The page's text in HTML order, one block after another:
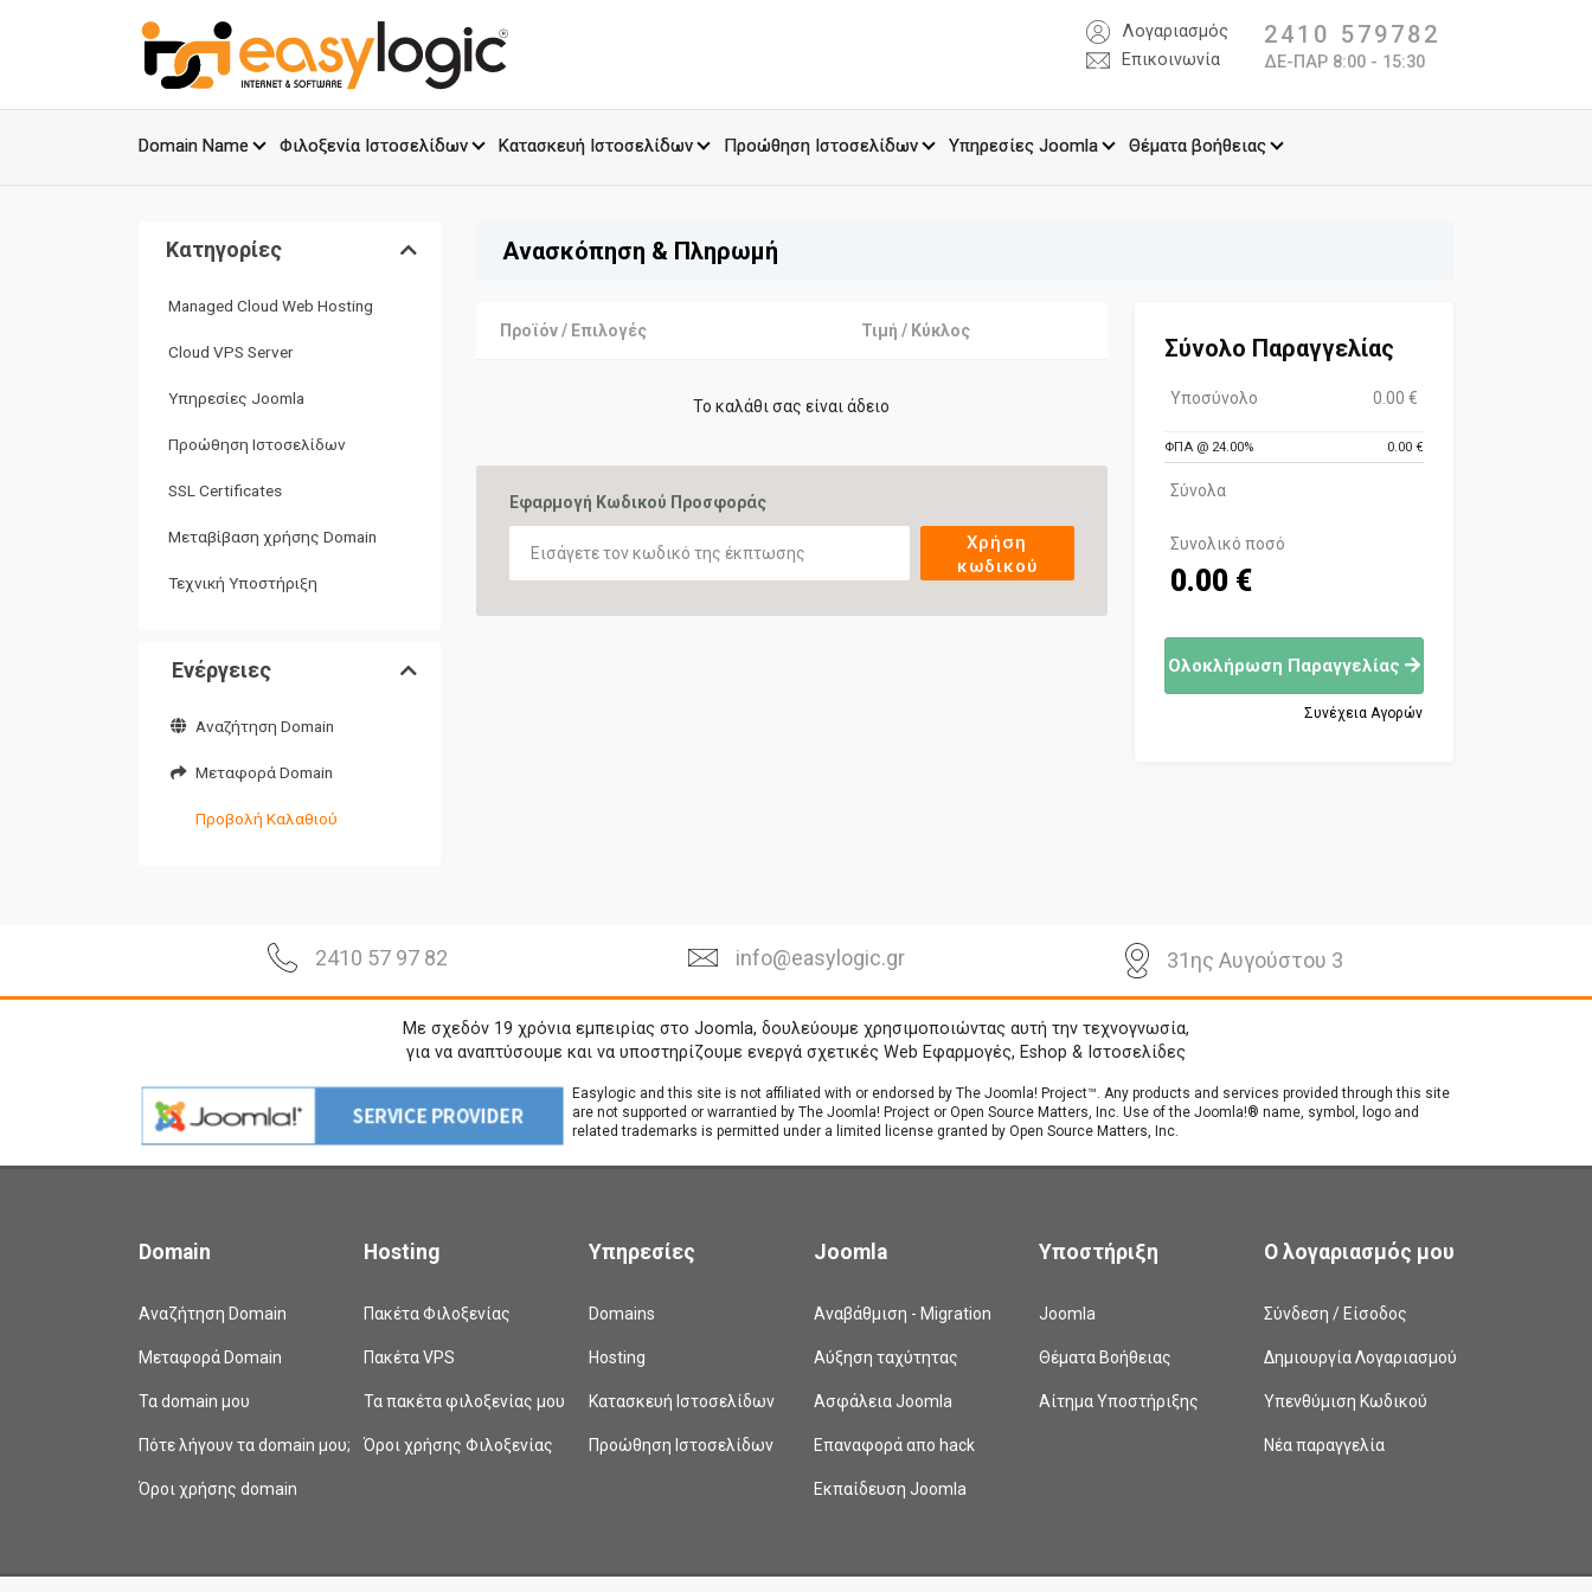
Λογαριασμός
Επικοινωνία
2410 579782
ΔΕ-ΠΑΡ 8:00 - 15:30
Domain Name Φιλοξενία Ιστοσελίδων Κατασκευή Ιστοσελίδων Προώθηση Ιστοσελίδων Υπηρεσίες Joomla Θέματα βοήθειας
Κατηγορίες
Managed Cloud Web Hosting
Cloud VPS Server
Υπηρεσίες Joomla
Προώθηση Ιστοσελίδων
SSL Certificates
Μεταβίβαση χρήσης Domain
Τεχνική Υποστήριξη
Ενέργειες
Αναζήτηση Domain
Μεταφορά Domain
Προβολή Καλαθιού
Ανασκόπηση & Πληρωμή
Προϊόν / Επιλογές Τιμή / Κύκλος
Το καλάθι σας είναι άδειο
Εφαρμογή Κωδικού Προσφοράς
Χρήση
κωδικού
Σύνολο Παραγγελίας
Υποσύνολο 0.00 €
ΦΠΑ @ 24.00% 0.00 €
Σύνολα
0.00 €
Συνολικό ποσό
Ολοκλήρωση Παραγγελίας
Συνέχεια Αγορών
2410 57 97 82 info@easylogic.gr 31ης Αυγούστου 3
Με σχεδόν 19 χρόνια εμπειρίας στο Joomla, δουλεύουμε χρησιμοποιώντας αυτή την τεχνογνωσία,
για να αναπτύσουμε και να υποστηρίζουμε ενεργά σχετικές Web Εφαρμογές, Eshop & Ιστοσελίδες
Easylogic and this site is not affiliated with or endorsed by The Joomla! Project™. Any products and services provided through this site
are not supported or warrantied by The Joomla! Project or Open Source Matters, Inc. Use of the Joomla!® name, symbol, logo and
related trademarks is permitted under a limited license granted by Open Source Matters, Inc.
Domain
Αναζήτηση Domain
Μεταφορά Domain
Τα domain μου
Πότε λήγουν τα domain μου;
Όροι χρήσης domain
Hosting
Πακέτα Φιλοξενίας
Πακέτα VPS
Τα πακέτα φιλοξενίας μου
Όροι χρήσης Φιλοξενίας
Υπηρεσίες
Domains
Hosting
Κατασκευή Ιστοσελίδων
Προώθηση Ιστοσελίδων
Joomla
Αναβάθμιση - Migration
Αύξηση ταχύτητας
Ασφάλεια Joomla
Επαναφορά απο hack
Εκπαίδευση Joomla
Υποστήριξη
Joomla
Θέματα Βοήθειας
Αίτημα Υποστήριξης
Ο λογαριασμός μου
Σύνδεση / Είσοδος
Δημιουργία Λογαριασμού
Υπενθύμιση Κωδικού
Νέα παραγγελία